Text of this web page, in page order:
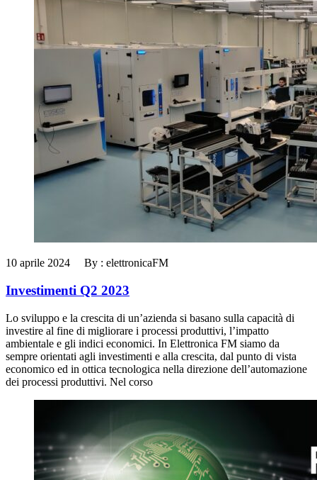
10 aprile 2024 By : elettronicaFM
Investimenti Q2 2023
Lo sviluppo e la crescita di un’azienda si basano sulla capacità di
investire al fine di migliorare i processi produttivi, l’impatto
ambientale e gli indici economici. In Elettronica FM siamo da
sempre orientati agli investimenti e alla crescita, dal punto di vista
economico ed in ottica tecnologica nella direzione dell’automazione
dei processi produttivi. Nel corso